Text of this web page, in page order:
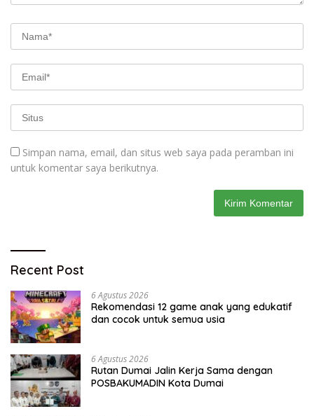
Simpan nama, email, dan situs web saya pada peramban ini
untuk komentar saya berikutnya.
Recent Post
6 Agustus 2026
Rekomendasi 12 game anak yang edukatif
dan cocok untuk semua usia
6 Agustus 2026
Rutan Dumai Jalin Kerja Sama dengan
POSBAKUMADIN Kota Dumai